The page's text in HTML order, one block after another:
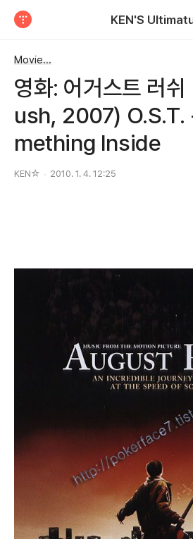
KEN'S
Movie...
영화: 어거스트 러
ush, 2007) O.S.T.
mething Inside
KEN☆ 2010. 1. 4. 12:25